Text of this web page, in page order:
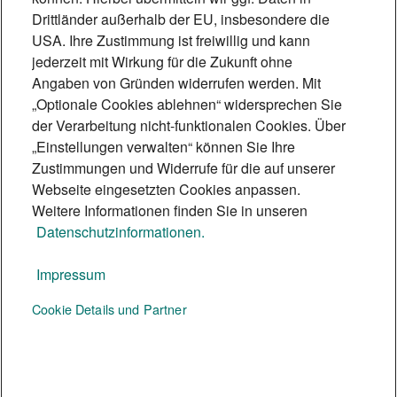
alle an einen Tisch, macht Emotionen
greifbar und entwickelt einen
individuellen Fahrplan mit festen
Leitlinien für die Übergabe – und für den
Fall, dass ein anderer Weg besser trägt.
6 Min.
Te:nor Magazin
Drittländer außerhalb der EU, insbesondere die
USA. Ihre Zustimmung ist freiwillig und kann
jederzeit mit Wirkung für die Zukunft ohne
Angaben von Gründen widerrufen werden. Mit
„Optionale Cookies ablehnen“ widersprechen Sie
der Verarbeitung nicht-funktionalen Cookies. Über
„Einstellungen verwalten“ können Sie Ihre
Zustimmungen und Widerrufe für die auf unserer
Webseite eingesetzten Cookies anpassen.
Weitere Informationen finden Sie in unseren
Datenschutzinformationen.
Impressum
Cookie Details und Partner